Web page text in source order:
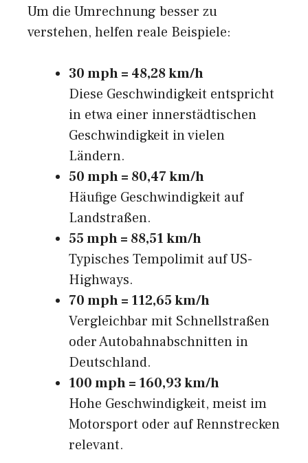
Um die Umrechnung besser zu
verstehen, helfen reale Beispiele:
30 mph = 48,28 km/h
Diese Geschwindigkeit entspricht
in etwa einer innerstädtischen
Geschwindigkeit in vielen
Ländern.
50 mph = 80,47 km/h
Häufige Geschwindigkeit auf
Landstraßen.
55 mph = 88,51 km/h
Typisches Tempolimit auf US-
Highways.
70 mph = 112,65 km/h
Vergleichbar mit Schnellstraßen
oder Autobahnabschnitten in
Deutschland.
100 mph = 160,93 km/h
Hohe Geschwindigkeit, meist im
Motorsport oder auf Rennstrecken
relevant.